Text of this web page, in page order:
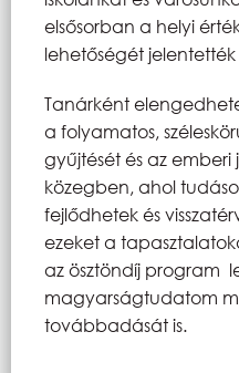
elsősorban a helyi
lehetőségét
Tanárként
a folyamatos,
gyűjtését és az
közegben, ahol
fejlődhetek és
ezeket a
az ösztöndíj program
magyarságtudatom
továbbadását is.